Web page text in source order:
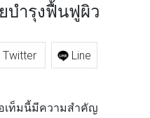
ยบำรุงฟื้นฟูผิว
Twitter
Line
เท็มนี้มีความสำคัญ